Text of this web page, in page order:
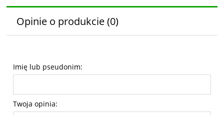
Opinie o produkcie (0)
Imię lub pseudonim:
Twoja opinia: